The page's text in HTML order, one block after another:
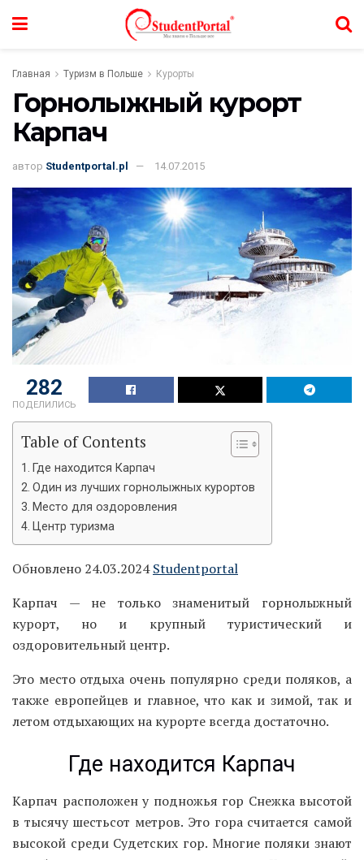
Главная Туризм в Польше Курорты
Горнолыжный курорт
Карпач
автор Studentportal.pl 14.07.2015
282
ПОДЕЛИЛИСЬ
Table of Contents
Где находится Карпач
Один из лучших горнолыжных курортов
Место для оздоровления
Центр туризма
Обновлено 24.03.2024Studentportal
Карпач — не только знаменитый горнолыжный
курорт, но и крупный туристический и
оздоровительный центр.
Это место отдыха очень популярно среди поляков, а
также европейцев и главное, что как и зимой, так и
летом отдыхающих на курорте всегда достаточно.
Где находится Карпач
Карпач расположен у подножья гор Снежка высотой
в тысячу шестьсот метров. Это гора считается самой
высокой среди Судетских гор. Многие поляки знают